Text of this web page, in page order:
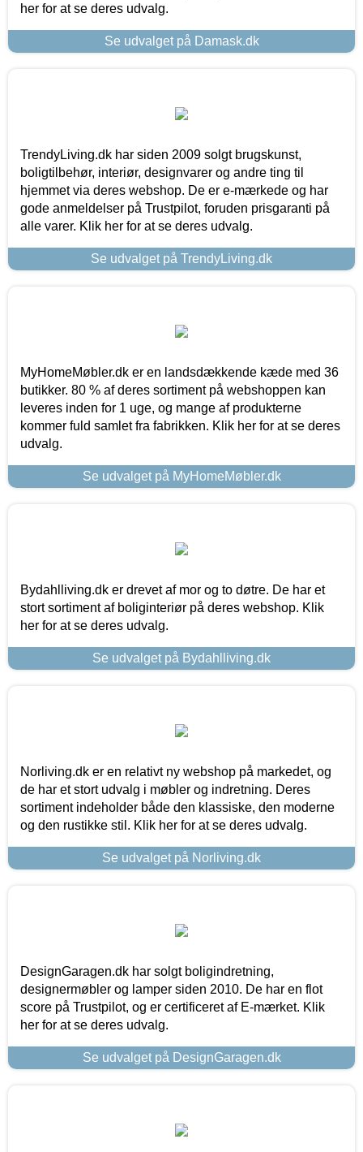
her for at se deres udvalg.
Se udvalget på Damask.dk
TrendyLiving.dk har siden 2009 solgt brugskunst,
boligtilbehør, interiør, designvarer og andre ting til
hjemmet via deres webshop. De er e-mærkede og har
gode anmeldelser på Trustpilot, foruden prisgaranti på
alle varer. Klik her for at se deres udvalg.
Se udvalget på TrendyLiving.dk
MyHomeMøbler.dk er en landsdækkende kæde med 36
butikker. 80 % af deres sortiment på webshoppen kan
leveres inden for 1 uge, og mange af produkterne
kommer fuld samlet fra fabrikken. Klik her for at se deres
udvalg.
Se udvalget på MyHomeMøbler.dk
Bydahlliving.dk er drevet af mor og to døtre. De har et
stort sortiment af boliginteriør på deres webshop. Klik
her for at se deres udvalg.
Se udvalget på Bydahlliving.dk
Norliving.dk er en relativt ny webshop på markedet, og
de har et stort udvalg i møbler og indretning. Deres
sortiment indeholder både den klassiske, den moderne
og den rustikke stil. Klik her for at se deres udvalg.
Se udvalget på Norliving.dk
DesignGaragen.dk har solgt boligindretning,
designermøbler og lamper siden 2010. De har en flot
score på Trustpilot, og er certificeret af E-mærket. Klik
her for at se deres udvalg.
Se udvalget på DesignGaragen.dk